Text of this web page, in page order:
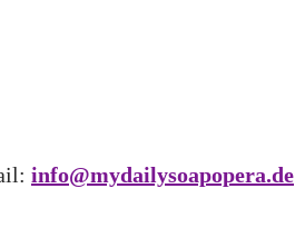
info@mydailysoapopera.de